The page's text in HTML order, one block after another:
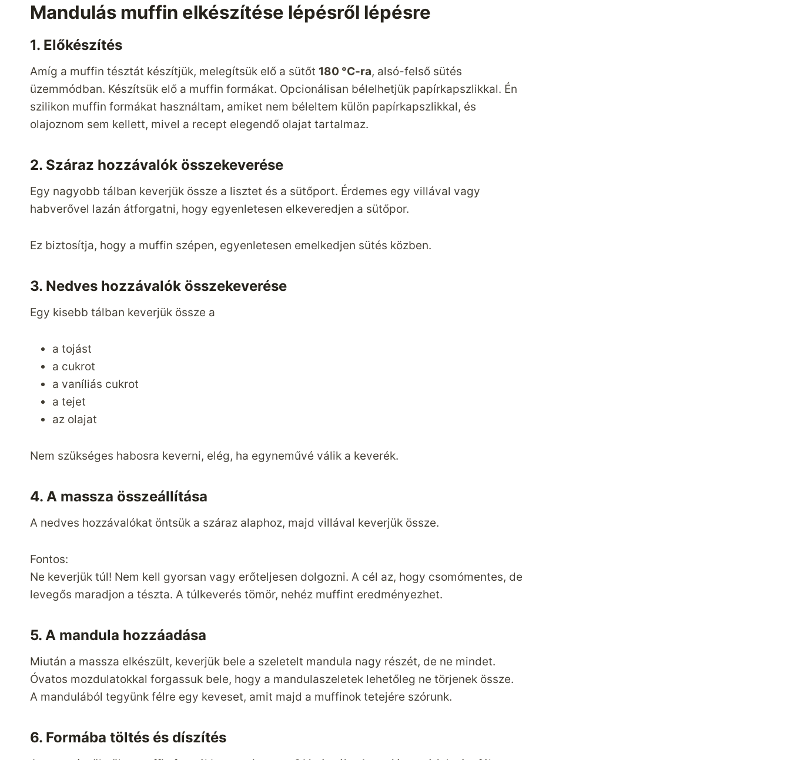
Mandulás muffin elkészítése lépésről lépésre
1. Előkészítés
Amíg a muffin tésztát készítjük, melegítsük elő a sütőt 180 °C-ra, alsó-felső sütés
üzemmódban. Készítsük elő a muffin formákat. Opcionálisan bélelhetjük papírkapszlikkal. Én
szilikon muffin formákat használtam, amiket nem béleltem külön papírkapszlikkal, és
olajoznom sem kellett, mivel a recept elegendő olajat tartalmaz.
2. Száraz hozzávalók összekeverése
Egy nagyobb tálban keverjük össze a lisztet és a sütőport. Érdemes egy villával vagy
habverővel lazán átforgatni, hogy egyenletesen elkeveredjen a sütőpor.
Ez biztosítja, hogy a muffin szépen, egyenletesen emelkedjen sütés közben.
3. Nedves hozzávalók összekeverése
Egy kisebb tálban keverjük össze a
a tojást
a cukrot
a vaníliás cukrot
a tejet
az olajat
Nem szükséges habosra keverni, elég, ha egyneművé válik a keverék.
4. A massza összeállítása
A nedves hozzávalókat öntsük a száraz alaphoz, majd villával keverjük össze.
Fontos:
Ne keverjük túl! Nem kell gyorsan vagy erőteljesen dolgozni. A cél az, hogy csomómentes, de
levegős maradjon a tészta. A túlkeverés tömör, nehéz muffint eredményezhet.
5. A mandula hozzáadása
Miután a massza elkészült, keverjük bele a szeletelt mandula nagy részét, de ne mindet.
Óvatos mozdulatokkal forgassuk bele, hogy a mandulaszeletek lehetőleg ne törjenek össze.
A mandulából tegyünk félre egy keveset, amit majd a muffinok tetejére szórunk.
6. Formába töltés és díszítés